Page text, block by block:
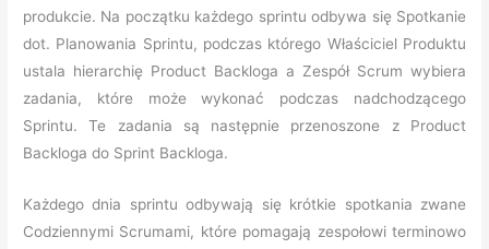
produkcie. Na początku każdego sprintu odbywa się Spotkanie
dot. Planowania Sprintu, podczas którego Właściciel Produktu
ustala hierarchię Product Backloga a Zespół Scrum wybiera
zadania, które może wykonać podczas nadchodzącego
Sprintu. Te zadania są następnie przenoszone z Product
Backloga do Sprint Backloga.
Każdego dnia sprintu odbywają się krótkie spotkania zwane
Codziennymi Scrumami, które pomagają zespołowi terminowo